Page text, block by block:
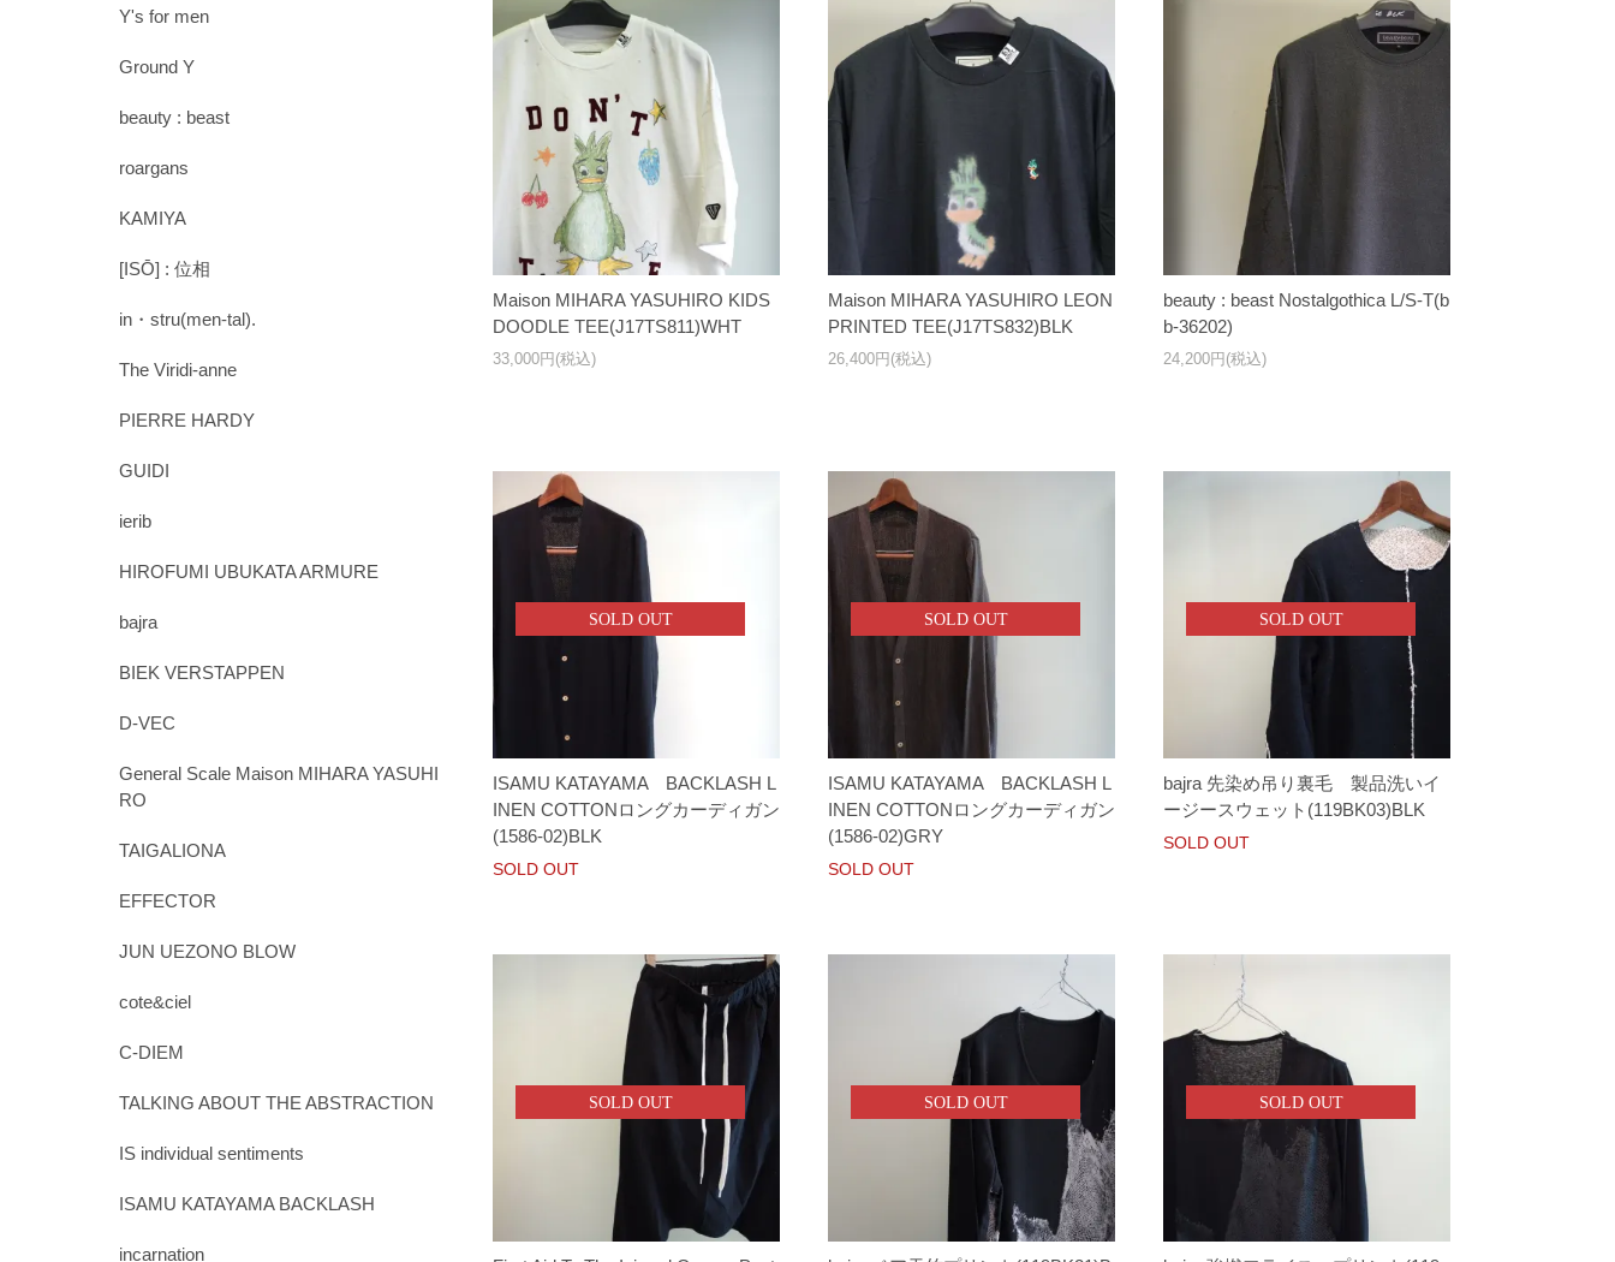
Maison MIHARA YASUHIRO KIDS
DOODLE TEE(J17TS811)WHT
33,000円(税込)
Maison MIHARA YASUHIRO LEON
PRINTED TEE(J17TS832)BLK
26,400円(税込)
beauty : beast Nostalgothica L/S-T(b
b-36202)
24,200円(税込)
SOLD OUT
ISAMU KATAYAMA BACKLASH L
INEN COTTONロングカーディガン
(1586-02)BLK
SOLD OUT
SOLD OUT
ISAMU KATAYAMA BACKLASH L
INEN COTTONロングカーディガン
(1586-02)GRY
SOLD OUT
SOLD OUT
bajra 先染め吊り裏毛 製品洗いイ
ージースウェット(119BK03)BLK
SOLD OUT
SOLD OUT SOLD OUT SOLD OUT
Y's for men
Ground Y
beauty : beast
roargans
KAMIYA
[ISŌ] : 位相
in・stru(men-tal).
The Viridi-anne
PIERRE HARDY
GUIDI
ierib
HIROFUMI UBUKATA ARMURE
bajra
BIEK VERSTAPPEN
D-VEC
General Scale Maison MIHARA YASUHI
RO
TAIGALIONA
EFFECTOR
JUN UEZONO BLOW
cote&ciel
C-DIEM
TALKING ABOUT THE ABSTRACTION
IS individual sentiments
ISAMU KATAYAMA BACKLASH
incarnation